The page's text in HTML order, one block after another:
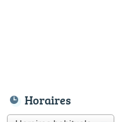
Horaires